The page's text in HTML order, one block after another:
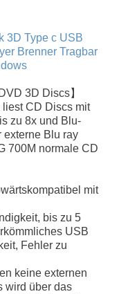
3D Type c USB
Brenner Tragbar
3D Discs】
CD Discs mit
zu 8x und Blu-
externe Blu ray
700M normale CD
mit
bis zu 5
USB
Fehler zu
keine externen
wird über das